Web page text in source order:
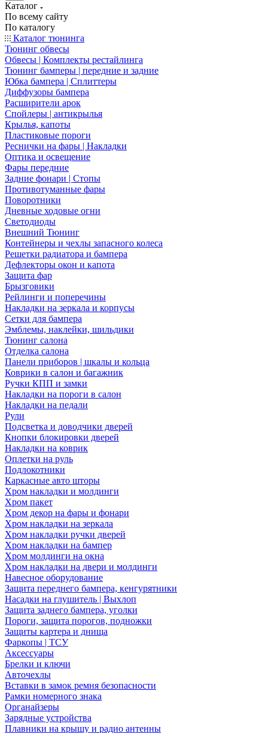
Каталог
По всему сайту
По каталогу
Каталог тюнинга
Тюнинг обвесы
Обвесы | Комплекты рестайлинга
Тюнинг бамперы | передние и задние
Юбка бампера | Сплиттеры
Диффузоры бампера
Расширители арок
Спойлеры | антикрылья
Крылья, капоты
Пластиковые пороги
Реснички на фары | Накладки
Оптика и освещение
Фары передние
Задние фонари | Стопы
Противотуманные фары
Поворотники
Дневные ходовые огни
Светодиоды
Внешний Тюнинг
Контейнеры и чехлы запасного колеса
Решетки радиатора и бампера
Дефлекторы окон и капота
Защита фар
Брызговики
Рейлинги и поперечины
Накладки на зеркала и корпусы
Сетки для бампера
Эмблемы, наклейки, шильдики
Тюнинг салона
Отделка салона
Панели приборов | шкалы и кольца
Коврики в салон и багажник
Ручки КПП и замки
Накладки на пороги в салон
Накладки на педали
Рули
Подсветка и доводчики дверей
Кнопки блокировки дверей
Накладки на коврик
Оплетки на руль
Подлокотники
Каркасные авто шторы
Хром накладки и молдинги
Хром пакет
Хром декор на фары и фонари
Хром накладки на зеркала
Хром накладки ручки дверей
Хром накладки на бампер
Хром молдинги на окна
Хром накладки на двери и молдинги
Навесное оборудование
Защита переднего бампера, кенгурятники
Насадки на глушитель | Выхлоп
Защита заднего бампера, уголки
Пороги, защита порогов, подножки
Защиты картера и днища
Фаркопы | ТСУ
Аксессуары
Брелки и ключи
Авточехлы
Вставки в замок ремня безопасности
Рамки номерного знака
Органайзеры
Зарядные устройства
Плавники на крышу и радио антенны